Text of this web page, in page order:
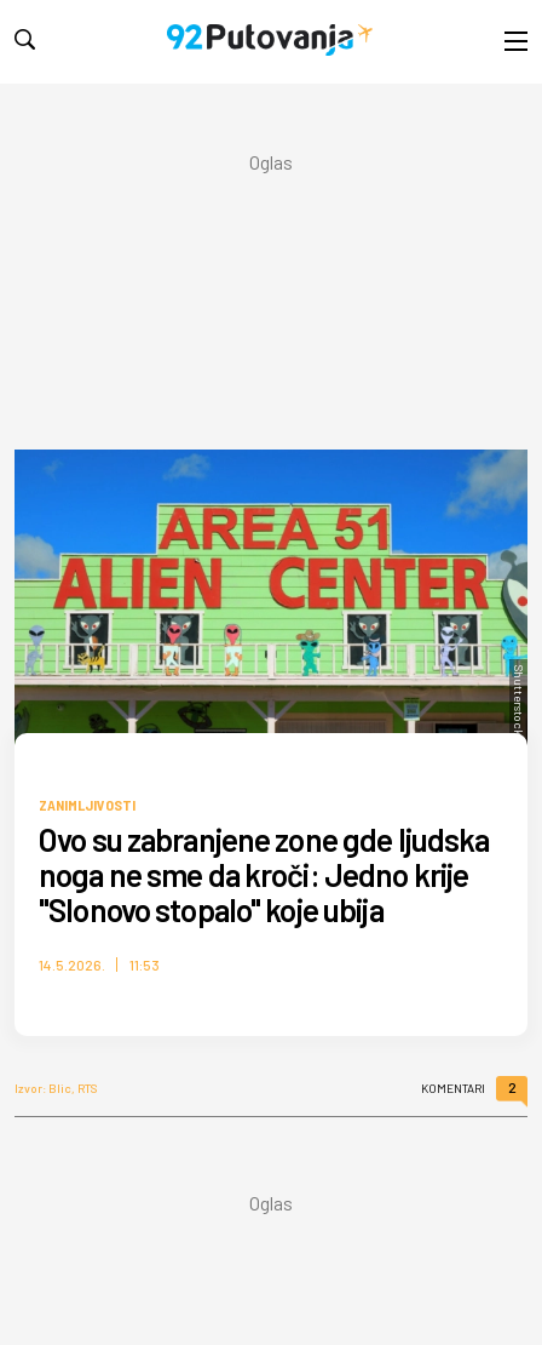
Shutterstock/Fotogro
ZANIMLJIVOSTI
Ovo su zabranjene zone gde ljudska
noga ne sme da kroči: Jedno krije
"Slonovo stopalo" koje ubija
14.5.2026. 11:53
Izvor: Blic, RTS KOMENTARI 2